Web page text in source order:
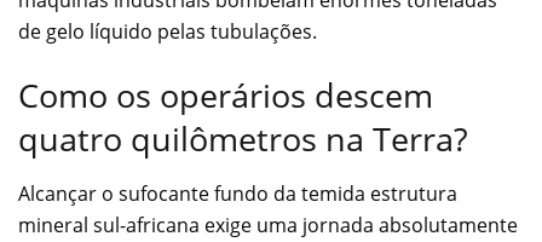
de gelo líquido pelas tubulações.
Como os operários descem
quatro quilômetros na Terra?
Alcançar o sufocante fundo da temida estrutura
mineral sul-africana exige uma jornada absolutamente